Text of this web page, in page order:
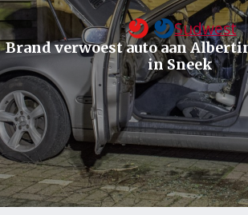
Sudwest
Brand verwoest auto aan
in Sneek